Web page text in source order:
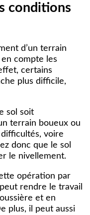
conditions
d’un terrain
compte les
certains
plus difficile,
sol soit
terrain boueux ou
voire
donc que le sol
le nivellement.
opération par
rendre le travail
et en
plus, il peut aussi